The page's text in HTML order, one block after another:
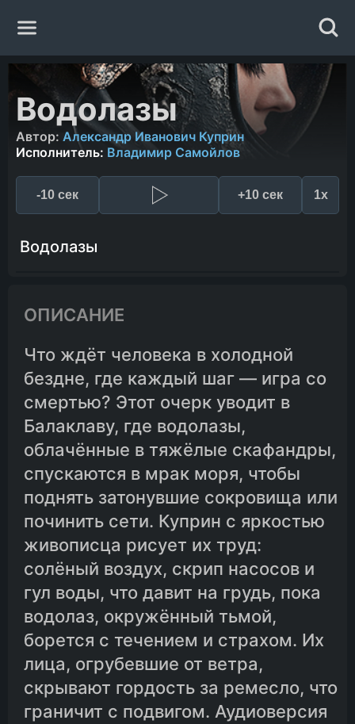
Главная
Жанры
Авторы
Исполнители
Водолазы
Автор: Александр Иванович Куприн
Исполнитель: Владимир Самойлов
-10 сек +10 сек 1x
Водолазы
ОПИСАНИЕ
Что ждёт человека в холодной
бездне, где каждый шаг — игра со
смертью? Этот очерк уводит в
Балаклаву, где водолазы,
облачённые в тяжёлые скафандры,
спускаются в мрак моря, чтобы
поднять затонувшие сокровища или
починить сети. Куприн с яркостью
живописца рисует их труд:
солёный воздух, скрип насосов и
гул воды, что давит на грудь, пока
водолаз, окружённый тьмой,
борется с течением и страхом. Их
лица, огрубевшие от ветра,
скрывают гордость за ремесло, что
граничит с подвигом. Аудиоверсия